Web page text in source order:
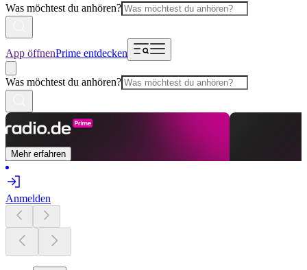
Was möchtest du anhören?
App öffnenPrime entdecken
Was möchtest du anhören?
Mehr erfahren
Anmelden